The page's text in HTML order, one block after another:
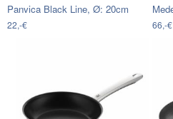
Panvica Black Line, Ø: 20cm
22,-€ 66,-€